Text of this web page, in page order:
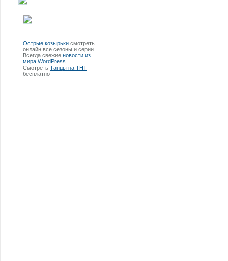
Острые козырьки смотреть
онлайн все сезоны и серии.
Всегда свежие новости из
мира WordPress
Смотреть Танцы на ТНТ
бесплатно